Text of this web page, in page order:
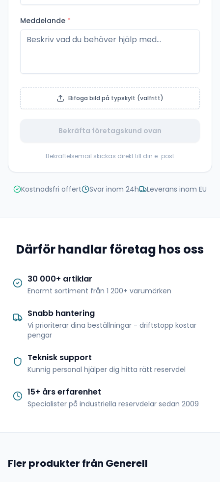
Meddelande *
Bifoga bild på typskylt (valfritt)
Bekräfta företagskund ovan
Bekräftelsemail skickas direkt till din e-post
Kostnadsfri offert Svar inom 24h Leverans inom EU
Därför handlar företag hos oss
30 000+ artiklar
Enormt sortiment från 1 200+ varumärken
Snabb hantering
Vi prioriterar dina beställningar - driftstopp kostar
pengar
Teknisk support
Kunnig personal hjälper dig hitta rätt reservdel
15+ års erfarenhet
Specialister på industriella reservdelar sedan 2009
Fler produkter från Generell